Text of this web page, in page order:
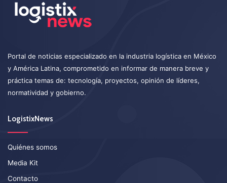
Portal de noticias especializado en la industria logística en México
y América Latina, comprometido en informar de manera breve y
práctica temas de: tecnología, proyectos, opinión de líderes,
normatividad y gobierno.
LogistixNews
Quiénes somos
Media Kit
Contacto